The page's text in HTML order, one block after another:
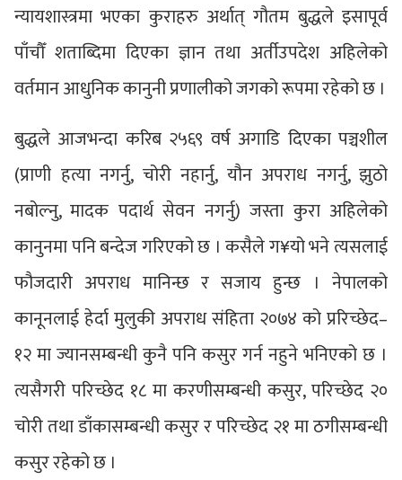
न्यायशास्त्रमा भएका कुराहरु अर्थात् गौतम बुद्धले इसापूर्व
पाँचौँ शताब्दिमा दिएका ज्ञान तथा अर्तीउपदेश अहिलेको
वर्तमान आधुनिक कानुनी प्रणालीको जगको रूपमा रहेको छ ।
बुद्धले आजभन्दा करिब २५६९ वर्ष अगाडि दिएका पञ्चशील
(प्राणी हत्या नगर्नु, चोरी नहार्नु, यौन अपराध नगर्नु, झुठो
नबोल्नु, मादक पदार्थ सेवन नगर्नु) जस्ता कुरा अहिलेको
कानुनमा पनि बन्देज गरिएको छ । कसैले ग¥यो भने त्यसलाई
फौजदारी अपराध मानिन्छ र सजाय हुन्छ । नेपालको
कानूनलाई हेर्दा मुलुकी अपराध संहिता २०७४ को प्ररिच्छेद–
१२ मा ज्यानसम्बन्धी कुनै पनि कसुर गर्न नहुने भनिएको छ ।
त्यसैगरी परिच्छेद १८ मा करणीसम्बन्धी कसुर, परिच्छेद २०
चोरी तथा डाँकासम्बन्धी कसुर र परिच्छेद २१ मा ठगीसम्बन्धी
कसुर रहेको छ ।